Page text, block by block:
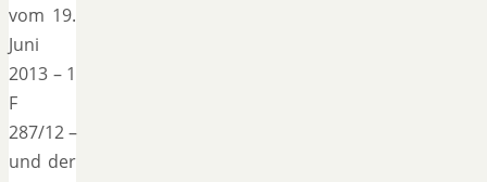
vom 19.
Juni
2013 – 1
F
287/12 –
und der